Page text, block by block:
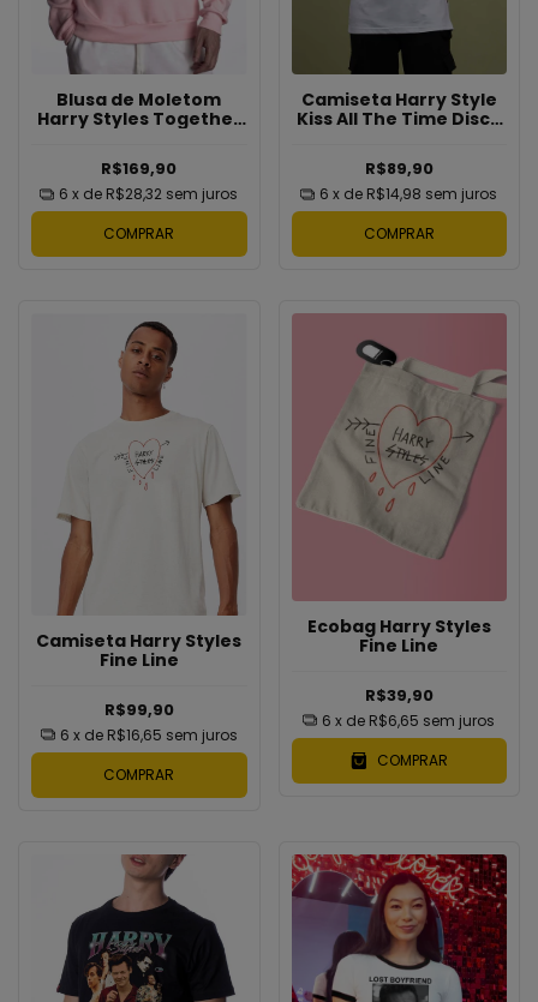
Blusa de Moletom
Harry Styles Together
R$169,90
6 x de R$28,32 sem juros
COMPRAR
Camiseta Harry Style
Kiss All The Time Disco
R$89,90
6 x de R$14,98 sem juros
COMPRAR
Camiseta Harry Styles
Fine Line
R$99,90
6 x de R$16,65 sem juros
COMPRAR
Ecobag Harry Styles
Fine Line
R$39,90
6 x de R$6,65 sem juros
COMPRAR